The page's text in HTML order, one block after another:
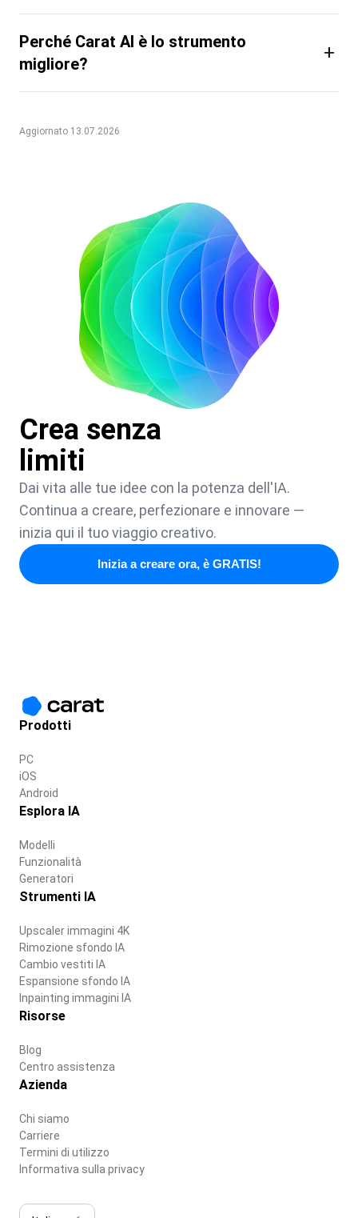
Perché Carat AI è lo strumento
migliore?
+
Aggiornato 13.07.2026
Crea senza
limiti
Dai vita alle tue idee con la potenza dell'IA.
Continua a creare, perfezionare e innovare —
inizia qui il tuo viaggio creativo.
Inizia a creare ora, è GRATIS!
Prodotti
PC
iOS
Android
Esplora IA
Modelli
Funzionalità
Generatori
Strumenti IA
Upscaler immagini 4K
Rimozione sfondo IA
Cambio vestiti IA
Espansione sfondo IA
Inpainting immagini IA
Risorse
Blog
Centro assistenza
Azienda
Chi siamo
Carriere
Termini di utilizzo
Informativa sulla privacy